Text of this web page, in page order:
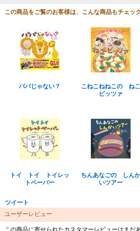
この商品をご覧のお客様は、こんな商品もチェッ
パパじゃない？
こねこねねこの ねこ
ピッツァ
トイ トイ トイレッ
トペーパー
ちんあなごの しん
いツアー
ツイート
ユーザーレビュー